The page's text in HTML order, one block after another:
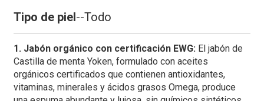
Tipo de piel--Todo
1. Jabón orgánico con certificación EWG: El jabón de
Castilla de menta Yoken, formulado con aceites
orgánicos certificados que contienen antioxidantes,
vitaminas, minerales y ácidos grasos Omega, produce